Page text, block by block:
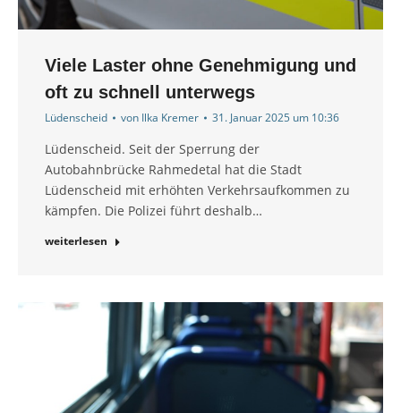
Viele Laster ohne Genehmigung und
oft zu schnell unterwegs
Lüdenscheid von Ilka Kremer 31. Januar 2025 um 10:36
Lüdenscheid. Seit der Sperrung der
Autobahnbrücke Rahmedetal hat die Stadt
Lüdenscheid mit erhöhten Verkehrsaufkommen zu
kämpfen. Die Polizei führt deshalb…
weiterlesen